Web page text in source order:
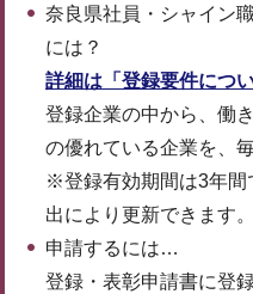
奈良県社員・シャイン
には？
詳細は「登録要件につ
登録企業の中から、働
の優れている企業を、
※登録有効期間は3年間
出により更新できます。
申請するには…
登録・表彰申請書に登